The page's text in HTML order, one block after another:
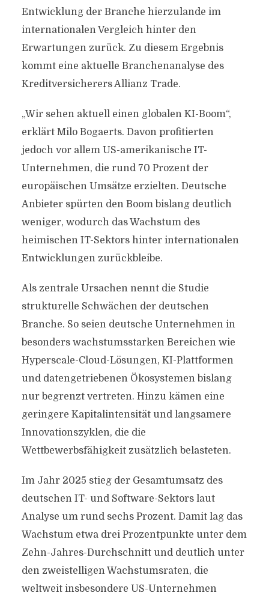
Entwicklung der Branche hierzulande im
internationalen Vergleich hinter den
Erwartungen zurück. Zu diesem Ergebnis
kommt eine aktuelle Branchenanalyse des
Kreditversicherers Allianz Trade.
„Wir sehen aktuell einen globalen KI-Boom“,
erklärt Milo Bogaerts. Davon profitierten
jedoch vor allem US-amerikanische IT-
Unternehmen, die rund 70 Prozent der
europäischen Umsätze erzielten. Deutsche
Anbieter spürten den Boom bislang deutlich
weniger, wodurch das Wachstum des
heimischen IT-Sektors hinter internationalen
Entwicklungen zurückbleibe.
Als zentrale Ursachen nennt die Studie
strukturelle Schwächen der deutschen
Branche. So seien deutsche Unternehmen in
besonders wachstumsstarken Bereichen wie
Hyperscale-Cloud-Lösungen, KI-Plattformen
und datengetriebenen Ökosystemen bislang
nur begrenzt vertreten. Hinzu kämen eine
geringere Kapitalintensität und langsamere
Innovationszyklen, die die
Wettbewerbsfähigkeit zusätzlich belasteten.
Im Jahr 2025 stieg der Gesamtumsatz des
deutschen IT- und Software-Sektors laut
Analyse um rund sechs Prozent. Damit lag das
Wachstum etwa drei Prozentpunkte unter dem
Zehn-Jahres-Durchschnitt und deutlich unter
den zweistelligen Wachstumsraten, die
weltweit insbesondere US-Unternehmen